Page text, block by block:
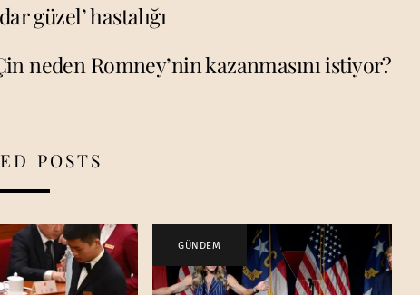
güzel’ hastalığı
neden Romney’nin kazanmasını istiyor?
POSTS
GÜNDEM